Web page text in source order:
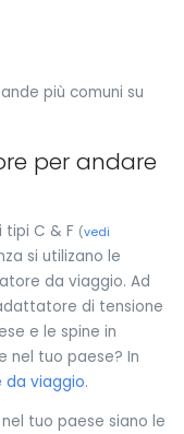
più comuni su
per andare
tipi C & F (vedi
si utilizano le
da viaggio. Ad
di tensione
e le spine in
nel tuo paese? In
viaggio.
tuo paese siano le